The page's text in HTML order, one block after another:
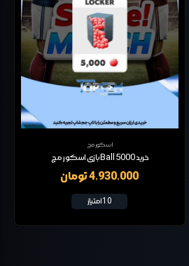
اسکور مچ
خرید 5000 Ball بازی اسکور مچ
4,930,000 تومان
10 امتیاز